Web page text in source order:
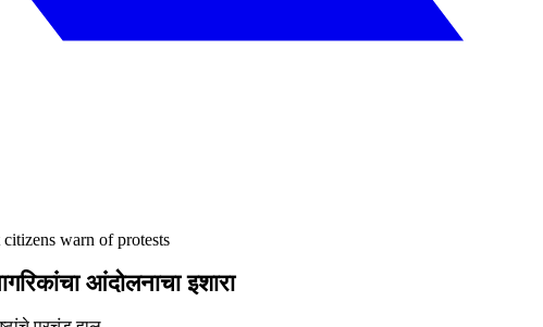
warn of protests
आंदोलनाचा इशारा